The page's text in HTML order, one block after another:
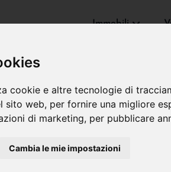
cookie e altre tecnologie di
sito web, per fornire una migliore
di marketing, per pubblicare
Cambia le mie impostazioni
Immobili